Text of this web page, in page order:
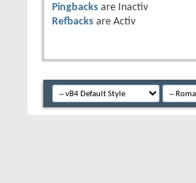
Pingbacks are
Inactiv
Refbacks are Activ